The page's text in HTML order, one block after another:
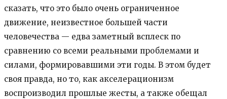
сказать, что это было очень ограниченное
движение, неизвестное большей части
человечества — едва заметный всплеск по
сравнению со всеми реальными проблемами и
силами, формировавшими эти годы. В этом будет
своя правда, но то, как акселерационизм
воспроизводил прошлые жесты, а также обещал